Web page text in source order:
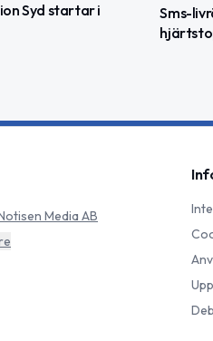
Syd startar i
Sms-
Media AB